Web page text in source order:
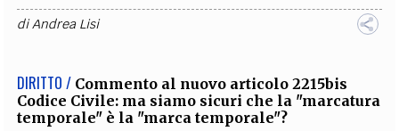
diAndrea Lisi
DIRITTO / Commento al nuovo articolo 2215bis
Codice Civile: ma siamo sicuri che la "marcatura
temporale" è la "marca temporale"?